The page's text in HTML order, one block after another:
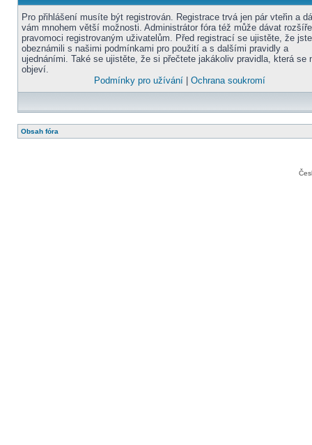
Pro přihlášení musíte být registrován. Registrace trvá jen pár vteřin a
vám mnohem větší možnosti. Administrátor fóra též může dávat
pravomoci registrovaným uživatelům. Před registrací se ujistěte, že
obeznámili s našimi podmínkami pro použití a s dalšími pravidly a
ujednáními. Také se ujistěte, že si přečtete jakákoliv pravidla, která se
objeví.
Podmínky pro užívání| Ochrana soukromí
Obsah fóra